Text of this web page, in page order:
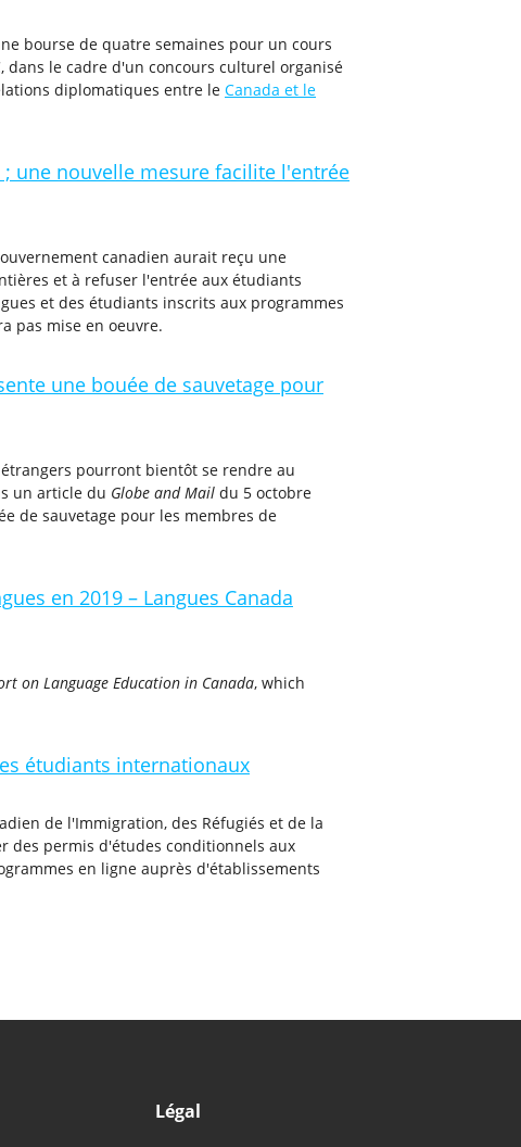
bourse de quatre semaines pour un cours
dans le cadre d'un concours culturel organisé
diplomatiques entre le Canada et le
une nouvelle mesure facilite l'entrée
canadien aurait reçu une
et à refuser l'entrée aux étudiants
et des étudiants inscrits aux programmes
pas mise en oeuvre.
une bouée de sauvetage pour
pourront bientôt se rendre au
un article du Globe and Mail du 5 octobre
de sauvetage pour les membres de
en 2019 – Langues Canada
on Language Education in Canada, which
étudiants internationaux
de l'Immigration, des Réfugiés et de la
des permis d'études conditionnels aux
en ligne auprès d'établissements
Légal